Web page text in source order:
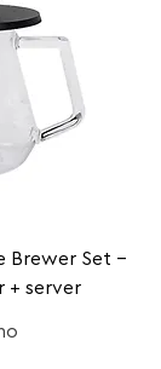
Brewer Set –
+ server